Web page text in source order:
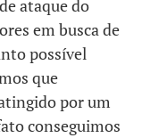
ataque do
em busca de
possível
que
por um
conseguimos